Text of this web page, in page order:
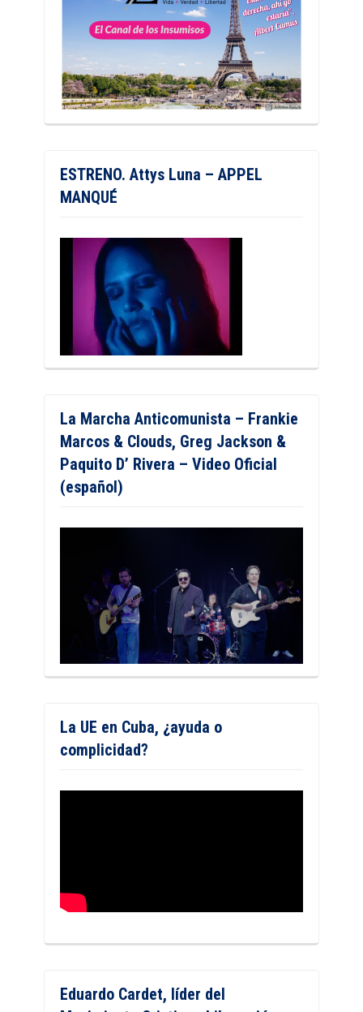
ESTRENO. Attys Luna – APPEL
MANQUÉ
La Marcha Anticomunista – Frankie
Marcos & Clouds, Greg Jackson &
Paquito D’ Rivera – Video Oficial
(español)
La UE en Cuba, ¿ayuda o
complicidad?
Eduardo Cardet, líder del